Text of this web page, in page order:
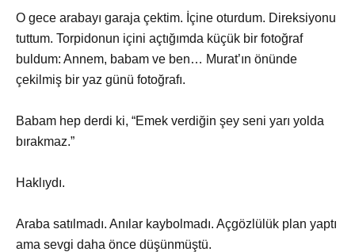
O gece arabayı garaja çektim. İçine oturdum. Direksiyonu
tuttum. Torpidonun içini açtığımda küçük bir fotoğraf
buldum: Annem, babam ve ben… Murat’ın önünde
çekilmiş bir yaz günü fotoğrafı.
Babam hep derdi ki, “Emek verdiğin şey seni yarı yolda
bırakmaz.”
Haklıydı.
Araba satılmadı. Anılar kaybolmadı. Açgözlülük plan yaptı
ama sevgi daha önce düşünmüştü.